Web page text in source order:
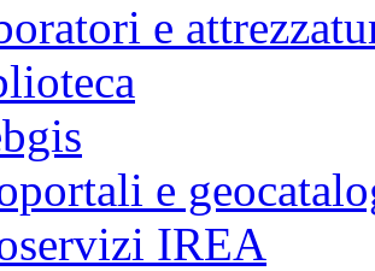
e
e
IREA